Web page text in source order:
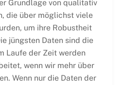
Grundlage von qualitativ
die über möglichst viele
um ihre Robustheit
jüngsten Daten sind die
Laufe der Zeit werden
wenn wir mehr über
Wenn nur die Daten der